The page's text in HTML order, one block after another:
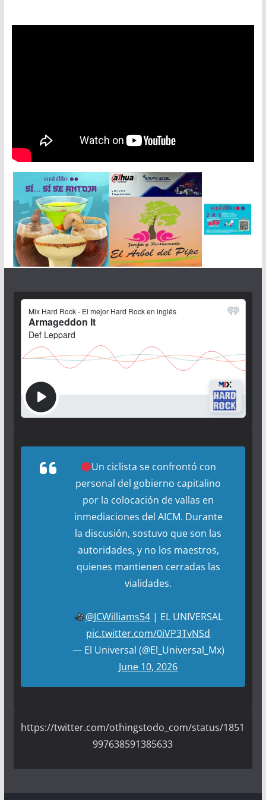
Un ciclista se confrontó con
personal del gobierno capitalino
por la colocación de vallas en
inmediaciones del AICM. Durante
la discusión, sostuvo que son las
autoridades, y no los maestros,
quienes mantienen cerradas las
vialidades.
@JCWilliams54| EL UNIVERSAL
pic.twitter.com/0iVP3TvNSd
— El Universal (@El_Universal_Mx)
June 10, 2026
https://twitter.com/othingstodo_com/status/1851
997638591385633